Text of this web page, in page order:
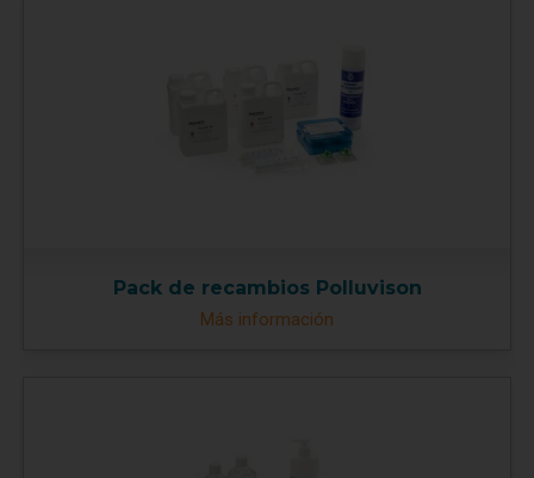
Pack de recambios Polluvison
Más información